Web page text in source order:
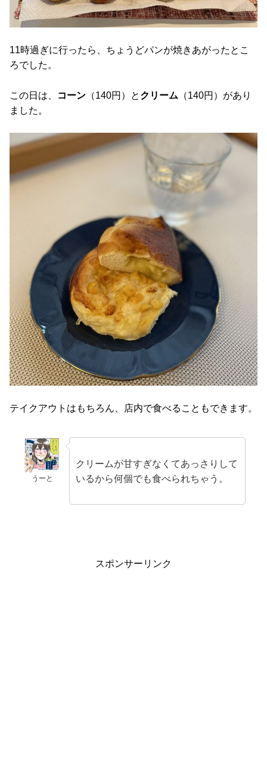
11時過ぎに行ったら、ちょうどパンが焼きあがったとこ
ろでした。
この日は、 コーン （140円）と クリーム （140円）があり
ました。
テイクアウトはもちろん、店内で食べることもできます。
うーと
クリームが甘すぎなくてあっさりして
いるから何個でも食べられちゃう。
スポンサーリンク